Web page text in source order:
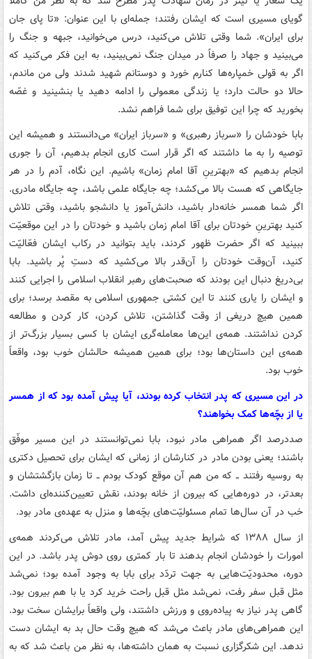
گویای مسیری است که ایشان رفتند؛ جمله‌ای با این عنوان: «تا پای جان
برای ایران». شما وقتی تلاش می‌کنید، درس می‌خوانید، جبهه و جنگ را
می‌بینید و جهاد را صرفاً در میدان جنگ نمی‌بینید، به این فکر می‌کنید که
اگر به قولی خمپاره‌ها کنارم خورد و دوستانم شهید شدند ولی من ماندم،
حالا دو حالت دارد؛ یا زندگی معمولی را ادامه دهید یا بنشینید و غصّه
بخورید که چرا این توفیق برای شما فراهم نشد.
بابا خودشان را «سرباز رهبری» و «سرباز ایران» می‌دانستند و همیشه این
توصیه را به ما داشتند که اگر قرار است کاری انجام بدهیم، آن را جوری
انجام بدهیم که «بهترینِ آقا امام زمان» باشیم. این نگاه، آدم را در هر
جایگاهی که هست بالا می‌کشد؛ چه جایگاه علمی باشد، چه جایگاه مادری.
اگر شما همسر خانه‌دار باشید، دانش‌آموز یا دانشجو باشید، وقتی تلاش
کنید بهترینِ خودتان برای آقا امام زمان باشید و خودتان را در این موقعیّت
ببینید که اگر حضرت ظهور کردند، باید بتوانید در رکاب ایشان فعّالیّت
کنید، آن‌وقت خودتان را آن‌قدر بالا می‌کشید که دستِ پُر باشید. بابا
بی‌دریغ دنبال این بودند که صحبت‌های رهبر انقلاب اسلامی را اجرایی کنند
و ایشان را یاری کنند تا این کشتی جمهوری اسلامی به مقصد برسد؛ برای
همین هیچ دریغی از وقت گذاشتن، تلاش کردن، کار کردن و مطالعه
کردن نداشتند. همه‌ی این‌ها معامله‌گری ایشان با کسی بسیار بزرگ‌تر از
همه‌ی این داستان‌ها بود؛ برای همین همیشه حالشان خوب بود، واقعاً
خوب بود.
در این مسیری که پدر انتخاب کرده بودند، آیا پیش آمده بود که از همسر
یا از بچّه‌ها کمک بخواهند؟
صددرصد اگر همراهی مادر نبود، بابا نمی‌توانستند در این مسیر موفّق
باشند؛ یعنی بودن مادر در کنارشان از زمانی که ایشان برای تحصیل دکتری
به روسیه رفتند ــ که من هم آن موقع کودک بودم ــ تا زمان بازگشتشان و
بعدتر، در دوره‌هایی که بیرون از خانه بودند، نقش تعیین‌کننده‌ای داشت.
خب در آن سال‌ها تمام مسئولیّت‌های بچّه‌ها و منزل به عهده‌ی مادر بود.
از سال ۱۳۸۸ که شرایط جدید پیش آمد، مادر تلاش می‌کردند همه‌ی
امورات را خودشان انجام بدهند تا بار کمتری روی دوش پدر باشد. در این
دوره، محدودیّت‌هایی به جهت تردّد برای بابا به وجود آمده بود؛ نمی‌شد
مثل قبل سفر رفت، نمی‌شد مثل قبل راحت خرید کرد یا با هم بیرون بود.
گاهی پدر نیاز به پیاده‌روی و ورزش داشتند، ولی واقعاً برایشان سخت بود.
این همراهی‌های مادر باعث می‌شد که هیچ وقت حال بد به ایشان دست
ندهد. این شکرگزاری نسبت به همان داشته‌ها، به نظر من باعث شد که به